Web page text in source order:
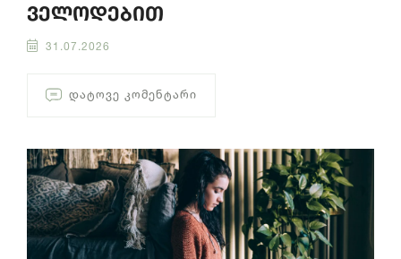
ველოდებით
31.07.2026
ᲓᲐᲢᲝᲕᲔ ᲙᲝᲛᲔᲜᲢᲐᲠᲘ